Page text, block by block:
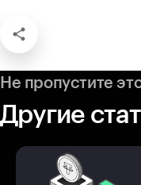
Не пропустите
Другие